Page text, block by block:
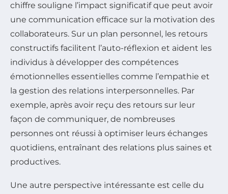
chiffre souligne l’impact significatif que peut avoir
une communication efficace sur la motivation des
collaborateurs. Sur un plan personnel, les retours
constructifs facilitent l’auto-réflexion et aident les
individus à développer des compétences
émotionnelles essentielles comme l’empathie et
la gestion des relations interpersonnelles. Par
exemple, après avoir reçu des retours sur leur
façon de communiquer, de nombreuses
personnes ont réussi à optimiser leurs échanges
quotidiens, entraînant des relations plus saines et
productives.
Une autre perspective intéressante est celle du